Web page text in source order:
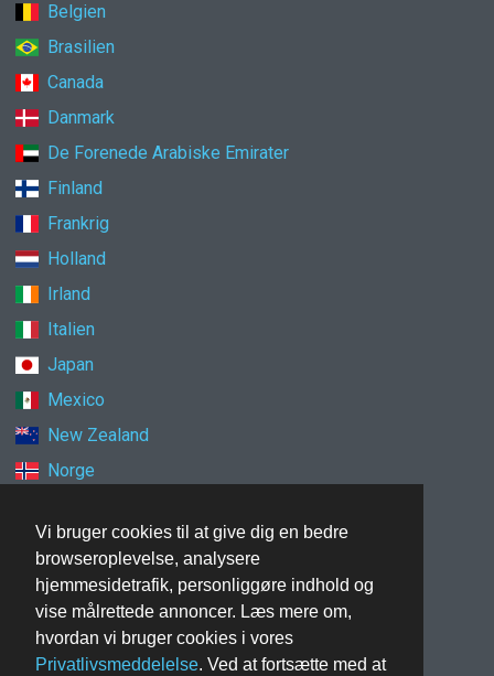
Vi bruger cookies til at give dig en bedre
browseroplevelse, analysere
hjemmesidetrafik, personliggøre indhold og
vise målrettede annoncer. Læs mere om,
hvordan vi bruger cookies i vores
Privatlivsmeddelelse. Ved at fortsætte med at
Belgien
Brasilien
Canada
Danmark
De Forenede Arabiske Emirater
Finland
Frankrig
Holland
Irland
Italien
Japan
Mexico
New Zealand
Norge
Schweiz
Singapore
Spanien
Storbritannien